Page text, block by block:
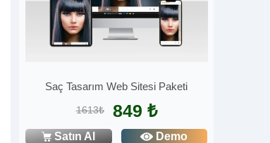
Saç Tasarım Web Sitesi Paketi
1613₺ 849 ₺
Satın Al Demo